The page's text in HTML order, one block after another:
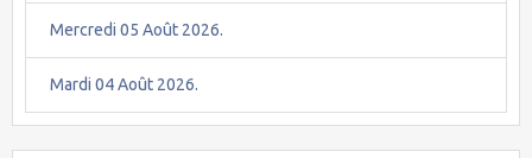
Mercredi 05 Août 2026.
Mardi 04 Août 2026.